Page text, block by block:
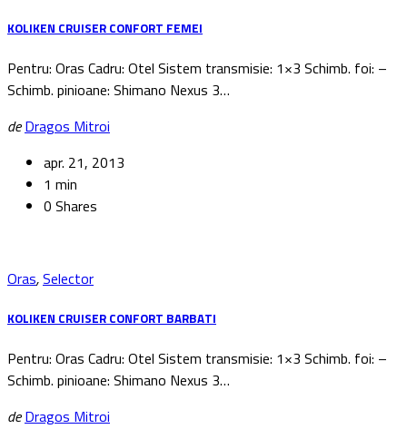
KOLIKEN CRUISER CONFORT FEMEI
Pentru: Oras Cadru: Otel Sistem transmisie: 1×3 Schimb. foi: –
Schimb. pinioane: Shimano Nexus 3…
de Dragos Mitroi
apr. 21, 2013
1 min
0 Shares
Oras,Selector
KOLIKEN CRUISER CONFORT BARBATI
Pentru: Oras Cadru: Otel Sistem transmisie: 1×3 Schimb. foi: –
Schimb. pinioane: Shimano Nexus 3…
de Dragos Mitroi